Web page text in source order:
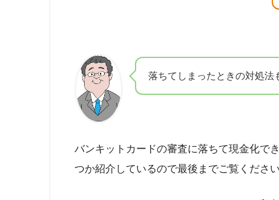
落ちてしまったときの対処法
バンキットカードの審査に落ちて現金化で
つか紹介しているので最後までご覧ください